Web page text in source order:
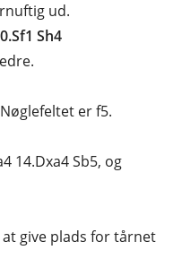
ud.
Sh4
er f5.
14.Dxa4 Sb5, og
give plads for tårnet